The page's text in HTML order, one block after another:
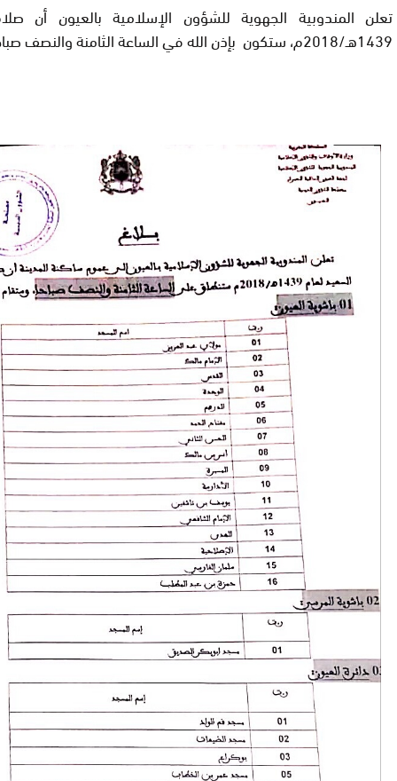
تعلن المندوبية الجهوية للشؤون الإسلامية بالعيون أن
1439هـ/2018م، ستكون بإذن الله في الساعة الثامنة والنصف صباحاً بالمساجد الآتية: